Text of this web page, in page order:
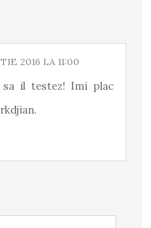
2016 LA 11:00
il testez! Imi plac